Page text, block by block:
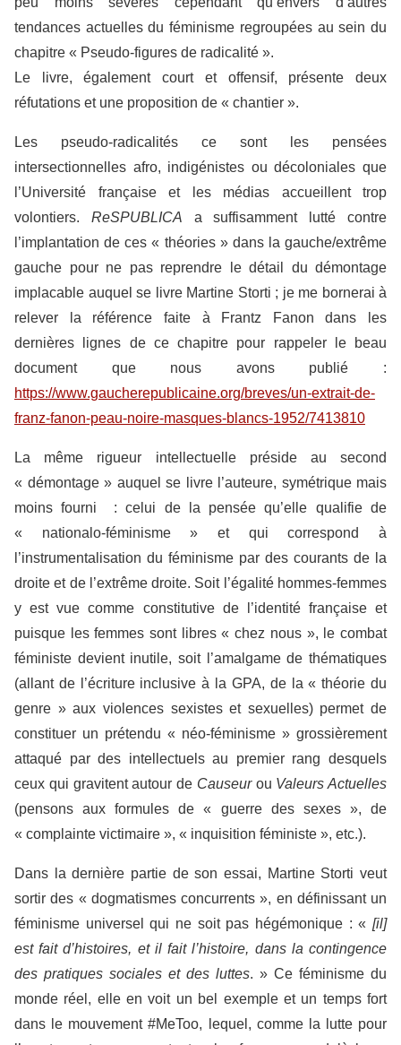
tendances actuelles du féminisme regroupées au sein du
chapitre « Pseudo-figures de radicalité ».
Le livre, également court et offensif, présente deux
réfutations et une proposition de « chantier ».
Les pseudo-radicalités ce sont les pensées
intersectionnelles afro, indigénistes ou décoloniales que
l’Université française et les médias accueillent trop
volontiers. ReSPUBLICA a suffisamment lutté contre
l’implantation de ces « théories » dans la gauche/extrême
gauche pour ne pas reprendre le détail du démontage
implacable auquel se livre Martine Storti ; je me bornerai à
relever la référence faite à Frantz Fanon dans les
dernières lignes de ce chapitre pour rappeler le beau
document que nous avons publié :
https://www.gaucherepublicaine.org/breves/un-extrait-de-
franz-fanon-peau-noire-masques-blancs-1952/7413810
La même rigueur intellectuelle préside au second
« démontage » auquel se livre l’auteure, symétrique mais
moins fourni : celui de la pensée qu’elle qualifie de
« nationalo-féminisme » et qui correspond à
l’instrumentalisation du féminisme par des courants de la
droite et de l’extrême droite. Soit l’égalité hommes-femmes
y est vue comme constitutive de l’identité française et
puisque les femmes sont libres « chez nous », le combat
féministe devient inutile, soit l’amalgame de thématiques
(allant de l’écriture inclusive à la GPA, de la « théorie du
genre » aux violences sexistes et sexuelles) permet de
constituer un prétendu « néo-féminisme » grossièrement
attaqué par des intellectuels au premier rang desquels
ceux qui gravitent autour de Causeurou Valeurs Actuelles
(pensons aux formules de « guerre des sexes », de
« complainte victimaire », « inquisition féministe », etc.).
Dans la dernière partie de son essai, Martine Storti veut
sortir des « dogmatismes concurrents », en définissant un
féminisme universel qui ne soit pas hégémonique : « [il]
est fait d’histoires, et il fait l’histoire, dans la contingence
des pratiques sociales et des luttes. » Ce féminisme du
monde réel, elle en voit un bel exemple et un temps fort
dans le mouvement #MeToo, lequel, comme la lutte pour